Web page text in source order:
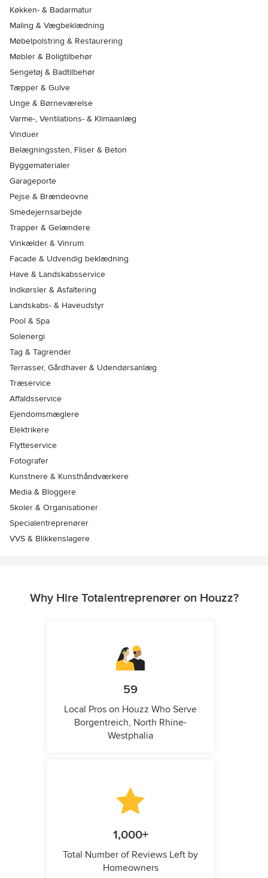
Køkken- & Badarmatur
Maling & Vægbeklædning
Møbelpolstring & Restaurering
Møbler & Boligtilbehør
Sengetøj & Badtilbehør
Tæpper & Gulve
Unge & Børneværelse
Varme-, Ventilations- & Klimaanlæg
Vinduer
Belægningssten, Fliser & Beton
Byggematerialer
Garageporte
Pejse & Brændeovne
Smedejernsarbejde
Trapper & Gelændere
Vinkælder & Vinrum
Facade & Udvendig beklædning
Have & Landskabsservice
Indkørsler & Asfaltering
Landskabs- & Haveudstyr
Pool & Spa
Solenergi
Tag & Tagrender
Terrasser, Gårdhaver & Udendørsanlæg
Træservice
Affaldsservice
Ejendomsmæglere
Elektrikere
Flytteservice
Fotografer
Kunstnere & Kunsthåndværkere
Media & Bloggere
Skoler & Organisationer
Specialentreprenører
VVS & Blikkenslagere
Why Hire Totalentreprenører on Houzz?
59
Local Pros on Houzz Who Serve
Borgentreich, North Rhine-
Westphalia
1,000+
Total Number of Reviews Left by
Homeowners